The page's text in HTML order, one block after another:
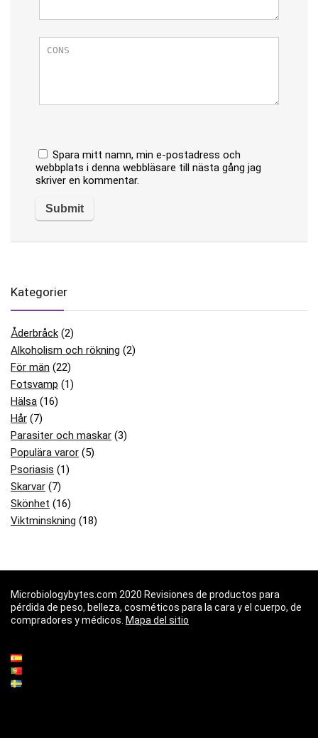
Spara mitt namn, min e-postadress och
webbplats i denna webbläsare till nästa gång jag
skriver en kommentar.
Kategorier
Åderbråck (2)
Alkoholism och rökning (2)
För män (22)
Fotsvamp (1)
Hälsa (16)
Hår (7)
Parasiter och maskar (3)
Populära varor (5)
Psoriasis (1)
Skarvar (7)
Skönhet (16)
Viktminskning (18)
Microbiologybytes.com 2020 Revisiones de productos para
pérdida de peso, belleza, cosméticos para la cara y el cuerpo, de
compradores y médicos. Mapa del sitio